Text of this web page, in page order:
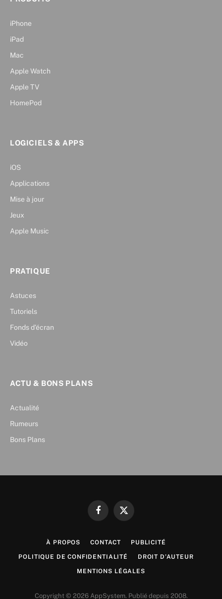
iPhone
iPad
Mac
Apple Watch
Apple TV
HomePod
LOGICIELS & APPS
iOS
Applications
Mise à jour
Jeux
Apple Music
PRATIQUE
Astuces
Tutoriels
Fonds d’écran
Vidéo
ACTU & BONS PLANS
Actualité
Rumeurs
Bons Plans
FacebookX
À PROPOS CONTACT PUBLICITÉ
POLITIQUE DE CONFIDENTIALITÉ DROIT D’AUTEUR
MENTIONS LÉGALES
Copyright © 2026 AppSystem. Publié depuis 2008.